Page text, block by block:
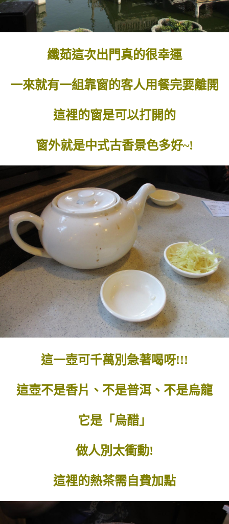
纖茹這次出門真的很幸運
一來就有一組靠窗的客人用餐完要離開
這裡的窗是可以打開的
窗外就是中式古香景色多好~!
這一壺可千萬別急著喝呀!!!
這壺不是香片、不是普洱、不是烏龍
它是「烏醋」
做人別太衝動!
這裡的熱茶需自費加點